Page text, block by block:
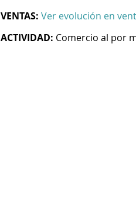
VENTAS: Ver evolución en
ACTIVIDAD: Comercio al por